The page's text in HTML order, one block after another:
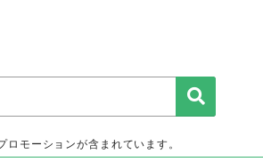
ロモーションが含まれています。